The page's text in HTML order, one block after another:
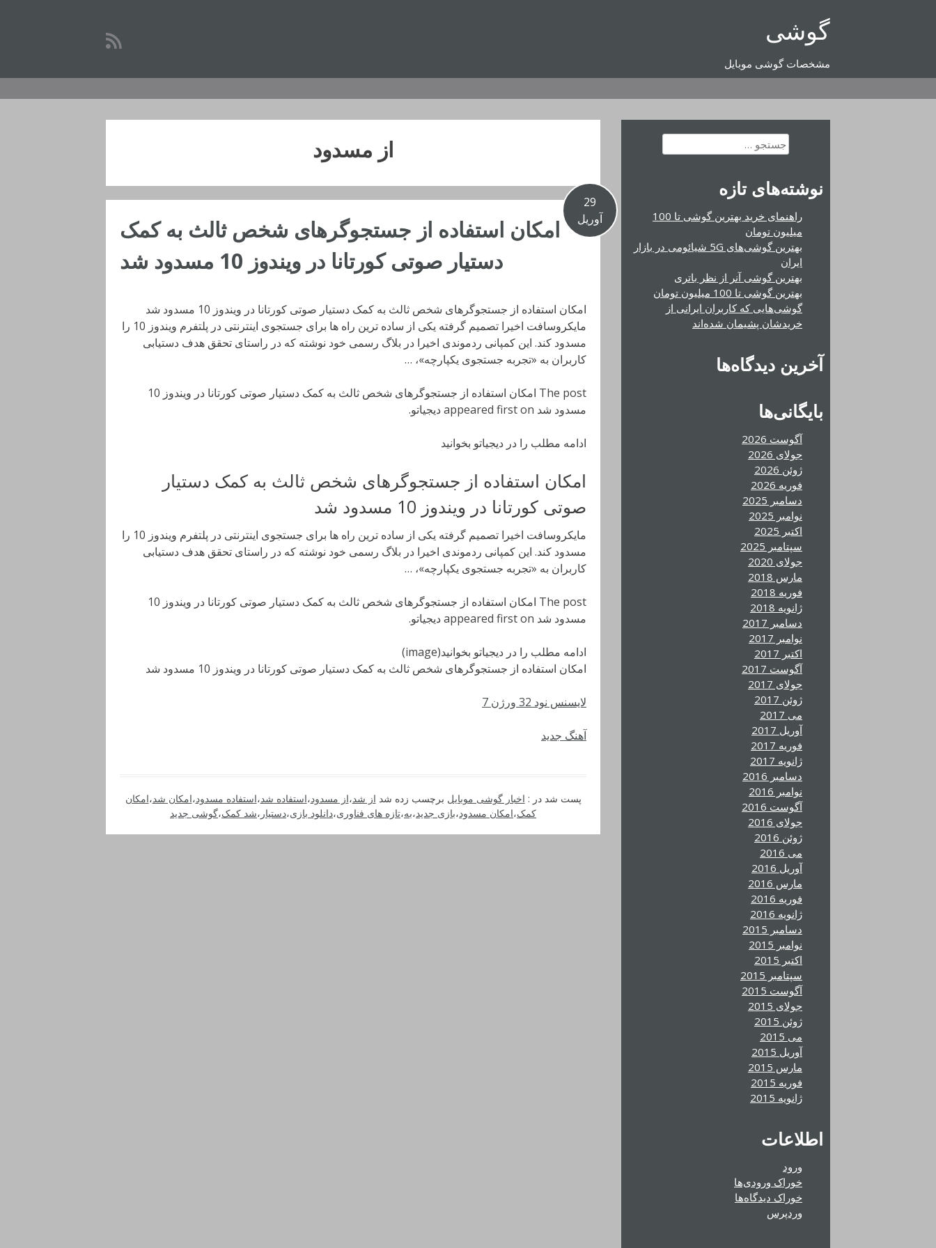
گوشی
مشخصات گوشی موبایل
از مسدود
29
آوریل
امکان استفاده از جستجوگرهای شخص ثالث به کمک
دستیار صوتی کورتانا در ویندوز 10 مسدود شد
امکان استفاده از جستجوگرهای شخص ثالث به کمک دستیار صوتی کورتانا در ویندوز 10 مسدود شد
مایکروسافت اخیرا تصمیم گرفته یکی از ساده ترین راه ها برای جستجوی اینترنتی در پلتفرم ویندوز 10 را
مسدود کند. این کمپانی ردموندی اخیرا در بلاگ رسمی خود نوشته که در راستای تحقق هدف دستیابی
کاربران به «تجربه جستجوی یکپارچه»، …
The post امکان استفاده از جستجوگرهای شخص ثالث به کمک دستیار صوتی کورتانا در ویندوز 10
مسدود شد appeared first on دیجیاتو.
ادامه مطلب را در دیجیاتو بخوانید
امکان استفاده از جستجوگرهای شخص ثالث به کمک دستیار
صوتی کورتانا در ویندوز 10 مسدود شد
مایکروسافت اخیرا تصمیم گرفته یکی از ساده ترین راه ها برای جستجوی اینترنتی در پلتفرم ویندوز 10 را
مسدود کند. این کمپانی ردموندی اخیرا در بلاگ رسمی خود نوشته که در راستای تحقق هدف دستیابی
کاربران به «تجربه جستجوی یکپارچه»، …
The post امکان استفاده از جستجوگرهای شخص ثالث به کمک دستیار صوتی کورتانا در ویندوز 10
مسدود شد appeared first on دیجیاتو.
ادامه مطلب را در دیجیاتو بخوانید(image)
امکان استفاده از جستجوگرهای شخص ثالث به کمک دستیار صوتی کورتانا در ویندوز 10 مسدود شد
لایسنس نود 32 ورژن 7
آهنگ جدید
پست شد در : اخبار گوشی موبایل برچسب زده شد از شد،از مسدود،استفاده شد،استفاده مسدود،امکان شد،امکان
کمک،امکان مسدود،بازی جدید،به،تازه های فناوری،دانلود بازی،دستیار ،شد کمک،گوشی جدید
جستجو
برای:
نوشته‌های تازه
راهنمای خرید بهترین گوشی تا 100
میلیون تومان
بهترین گوشی‌های 5G شیائومی در بازار
ایران
بهترین گوشی آنر از نظر باتری
بهترین گوشی تا 100 میلیون تومان
گوشی‌هایی که کاربران ایرانی از
خریدشان پشیمان شده‌اند
آخرین دیدگاه‌ها
بایگانی‌ها
آگوست 2026
جولای 2026
ژوئن 2026
فوریه 2026
دسامبر 2025
نوامبر 2025
اکتبر 2025
سپتامبر 2025
جولای 2020
مارس 2018
فوریه 2018
ژانویه 2018
دسامبر 2017
نوامبر 2017
اکتبر 2017
آگوست 2017
جولای 2017
ژوئن 2017
می 2017
آوریل 2017
فوریه 2017
ژانویه 2017
دسامبر 2016
نوامبر 2016
آگوست 2016
جولای 2016
ژوئن 2016
می 2016
آوریل 2016
مارس 2016
فوریه 2016
ژانویه 2016
دسامبر 2015
نوامبر 2015
اکتبر 2015
سپتامبر 2015
آگوست 2015
جولای 2015
ژوئن 2015
می 2015
آوریل 2015
مارس 2015
فوریه 2015
ژانویه 2015
اطلاعات
ورود
خوراک ورودی‌ها
خوراک دیدگاه‌ها
وردپرس